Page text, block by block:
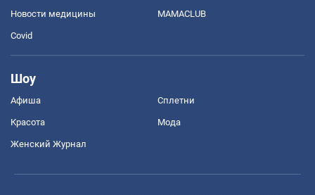
Новости медицины MAMACLUB
Covid
Шоу
Афиша Сплетни
Красота Мода
Женский Журнал